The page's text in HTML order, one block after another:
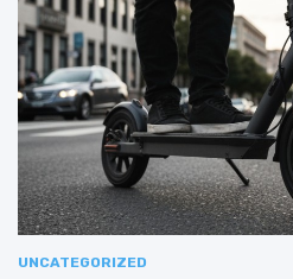
UNCATEGORIZED